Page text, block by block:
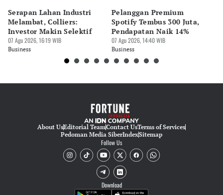
Serapan Lahan Industri
Melambat, Colliers:
Investor Makin Selektif
07 Agu 2026, 16:19 WIB
Business
Pelanggan Premium
Spotify Tembus 300 Juta,
Pendapatan Naik 14%
07 Agu 2026, 14:40 WIB
Business
About UsEditorial TeamContact UsTerms of Services
Pedoman Media SiberIndexSitemap
Follow Us
Download